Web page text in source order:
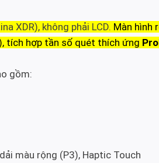
XDR), không phải LCD. Màn hình
tích hợp tần số quét thích ứng
gồm:
màu rộng (P3), Haptic Touch